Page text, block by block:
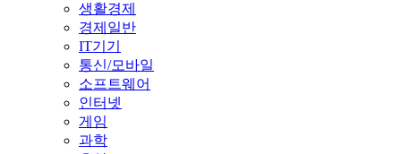
생활경제
경제일반
IT기기
통신/모바일
소프트웨어
인터넷
게임
과학